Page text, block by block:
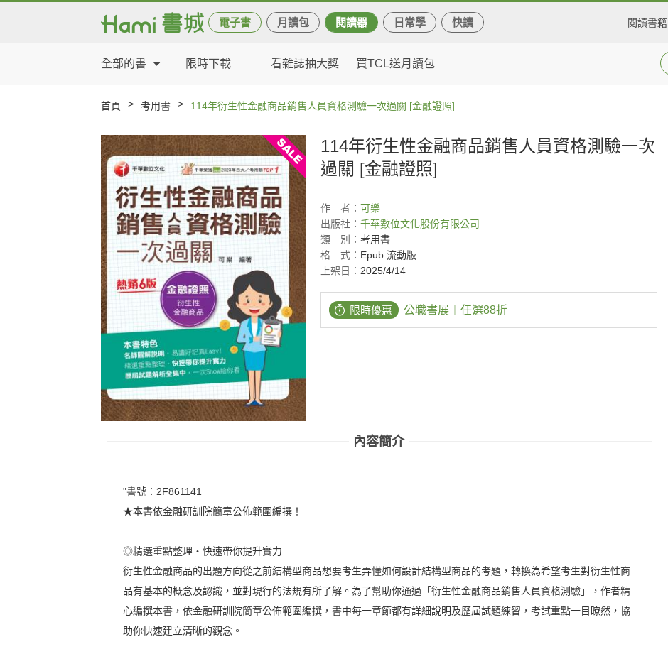
電子書 月讀包 閱讀器 日常學 快讀 閱讀書籍
全部的書 限時下載 看雜誌抽大獎 買TCL送月讀包
首頁 > 考用書 > 114年衍生性金融商品銷售人員資格測驗一次過關 [金融證照]
114年衍生性金融商品銷售人員資格測驗一次
過關 [金融證照]
作 者： 可樂
出版社： 千華數位文化股份有限公司
類
別： 考用書
格
式： Epub 流動版
上架日： 2025/4/14
限時優惠 公職書展︱任選88折
內容簡介
"書號：2F861141
★本書依金融研訓院簡章公佈範圍編撰！
◎精選重點整理‧快速帶你提升實力
衍生性金融商品的出題方向從之前結構型商品想要考生弄懂如何設計結構型商品的考題，轉換為希望考生對衍生性商
品有基本的概念及認識，並對現行的法規有所了解。為了幫助你通過「衍生性金融商品銷售人員資格測驗」，作者精
心編撰本書，依金融研訓院簡章公佈範圍編撰，書中每一章節都有詳細說明及歷屆試題練習，考試重點一目瞭然，協
助你快速建立清晰的觀念。